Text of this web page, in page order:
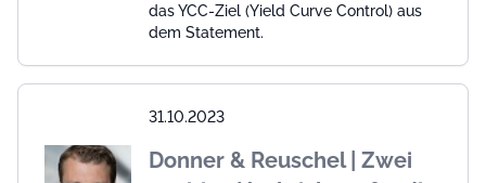
das YCC-Ziel (Yield Curve Control) aus
dem Statement.
31.10.2023
Donner & Reuschel | Zwei